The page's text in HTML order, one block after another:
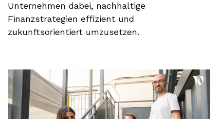
Unternehmen dabei, nachhaltige
Finanzstrategien effizient und
zukunftsorientiert umzusetzen.